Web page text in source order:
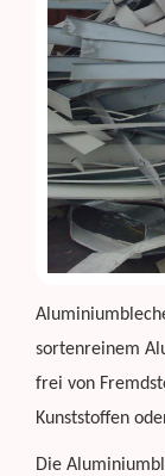
sortenreinem
frei von
Kunststoffen
Die